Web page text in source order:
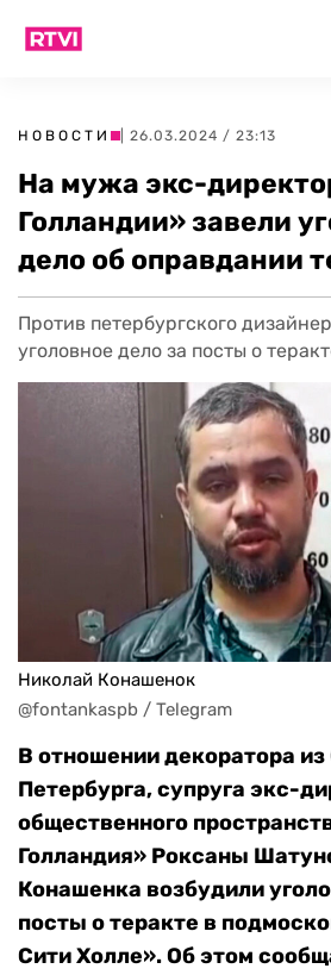
НОВОСТИ | 26.03.2024 / 23:13
На мужа экс-
Голландии» завели
дело об оправдании
Против петербургского
уголовное дело за посты о
Николай Конашенок
@fontankaspb / Telegram
В отношении декоратора
Петербурга, супруга экс-
общественного
Голландия» Роксаны
Конашенка возбудили
посты о теракте в
Сити Холле». Об этом